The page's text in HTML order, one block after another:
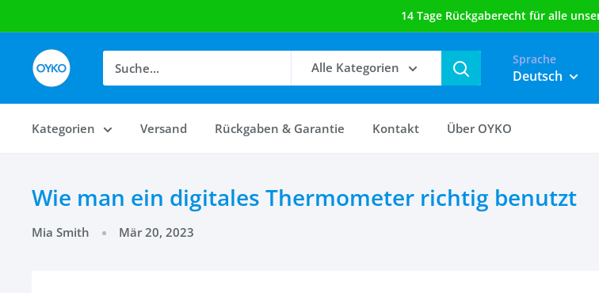
OYKO
Alle Kategorien
Sprache
Deutsch
Kategorien Versand Rückgaben & Garantie Kontakt Über OYKO
Wie man ein digitales Thermometer richtig benutzt
Mia Smith Mär 20, 2023